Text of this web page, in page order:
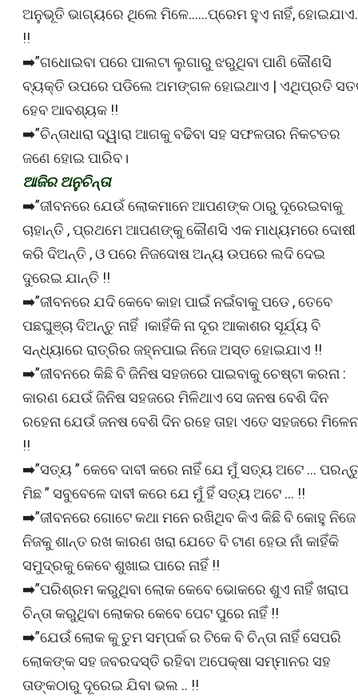
ଅନୁଭୂତି ଭାଗ୍ୟରେ ଥିଲେ ମିଳେ……ପ୍ରେମ ହୁଏ ନାହିଁ,
!!
➡️”ଗଧୋଇବା ପରେ ପାଲଟା ଲୁଗାରୁ ଝରୁଥିବା ପାଣି କୌଣସି
ବ୍ୟକ୍ତି ଉପରେ ପଡିଲେ ଅମଙ୍ଗଳ ହୋଇଥାଏ | ଏଥିପ୍ରତି
ହେବ ଆବଶ୍ୟକ !!
➡️”ଚିନ୍ତାଧାରା ଦ୍ୱାରା ଆଗକୁ ବଢିବା ସହ ସଫଳତାର ନିକଟତର
ଜଣେ ହୋଇ ପାରିବ।
ଆଜିର ଅନୁଚିନ୍ତା
➡️”ଜୀବନରେ ଯେଉଁ ଲୋକମାନେ ଆପଣଙ୍କ ଠାରୁ ଦୂରେଇବାକୁ
ଚାହାନ୍ତି , ପ୍ରଥମେ ଆପଣଙ୍କୁ କୌଣସି ଏକ ମାଧ୍ୟମରେ ଦୋଷୀ
କରି ଦିଅନ୍ତି , ଓ ପରେ ନିଜଦୋଷ ଅନ୍ୟ ଉପରେ ଲଦି ଦେଇ
ଦୁରେଇ ଯାନ୍ତି !!
➡️”ଜୀବନରେ ଯଦି କେବେ କାହା ପାଇଁ ନଇଁବାକୁ ପଡେ , ତେବେ
ପଛଘୁଞ୍ଚା ଦିଅନ୍ତୁ ନାହିଁ ।କାହିଁକି ନା ଦୂର ଆକାଶର ସୂର୍ଯ୍ୟ ବି
ସନ୍ଧ୍ୟାରେ ରାତ୍ରିର ଜହ୍ନପାଇ ନିଜେ ଅସ୍ତ ହୋଇଯାଏ !!
➡️”ଜୀବନରେ କିଛି ବି ଜିନିଷ ସହଜରେ ପାଇବାକୁ ଚେଷ୍ଟା କରନା :
କାରଣ ଯେଉଁ ଜିନିଷ ସହଜରେ ମିଳିଥାଏ ସେ ଜନଷ ବେଶି ଦିନ
ରହେନା ଯେଉଁ ଜନଷ ବେଶି ଦିନ ରହେ ତାହା ଏତେ ସହଜରେ
!!
➡️”ସତ୍ୟ ” କେବେ ଦାବୀ କରେ ନାହିଁ ଯେ ମୁଁ ସତ୍ୟ ଅଟେ … ପରନ୍ତୁ
ମିଛ ” ସବୁବେଳେ ଦାବୀ କରେ ଯେ ମୁଁ ହିଁ ସତ୍ୟ ଅଟେ … !!
➡️”ଜୀବନରେ ଗୋଟେ କଥା ମନେ ରଖିଥିବ କିଏ କିଛି ବି କୋହୁ ନିଜେ
ନିଜକୁ ଶାନ୍ତ ରଖ କାରଣ ଖରା ଯେତେ ବି ଟାଣ ହେଉ ନାଁ କାହିଁକି
ସମୁଦ୍ରକୁ କେବେ ଶୁଖାଇ ପାରେ ନାହିଁ !!
➡️”ପରିଶ୍ରମ କରୁଥିବା ଲୋକ କେବେ ଭୋକରେ ଶୁଏ ନାହିଁ ଖରାପ
ଚିନ୍ତା କରୁଥିବା ଲୋକର କେବେ ପେଟ ପୁରେ ନାହିଁ !!
➡️”ଯେଉଁ ଲୋକ କୁ ତୁମ ସମ୍ପର୍କ ର ଟିକେ ବି ଚିନ୍ତା ନାହିଁ ସେପରି
ଲୋକଙ୍କ ସହ ଜବରଦସ୍ତି ରହିବା ଅପେକ୍ଷା ସମ୍ମାନର ସହ
ତାଙ୍କଠାରୁ ଦୂରେଇ ଯିବା ଭଲ .. !!